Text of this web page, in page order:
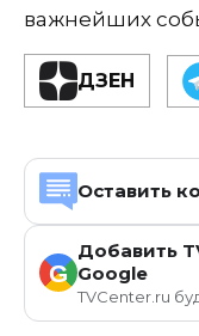
важнейших
ДЗЕН
Оставить
G
Добавить
Google
TVCenter.ru